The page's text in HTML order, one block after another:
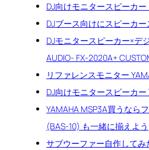
DJ向けモニタースピーカー
DJブース向けにスピーカ
DJモニタースピーカー×デ
AUDIO- FX-2020A+
リファレンスモニター
DJ向けモニタースピーカー
YAMAHA MSP3A買うなら
(BAS-10) も一緒に揃えよう
サブウーファー自作して